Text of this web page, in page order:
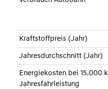
Kraftstoffpreis (Jahr)
Jahresdurchschnitt (Jahr)
Energiekosten bei 15.000
Jahresfahrleistung